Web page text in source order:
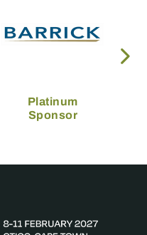
Platinum
Sponsor